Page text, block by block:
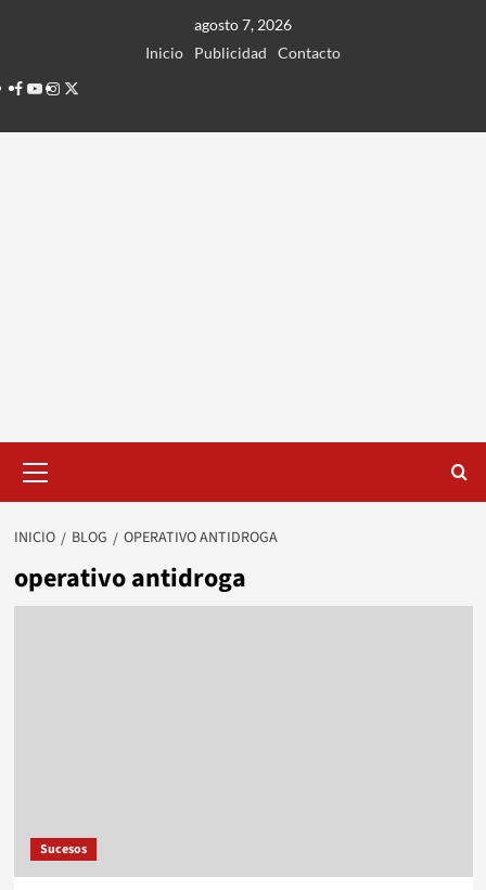
agosto 7, 2026
Inicio
Publicidad
Contacto
Facebook
Youtube
Instagram
Twitter
principal
INICIO BLOG OPERATIVO ANTIDROGA
operativo antidroga
Sucesos